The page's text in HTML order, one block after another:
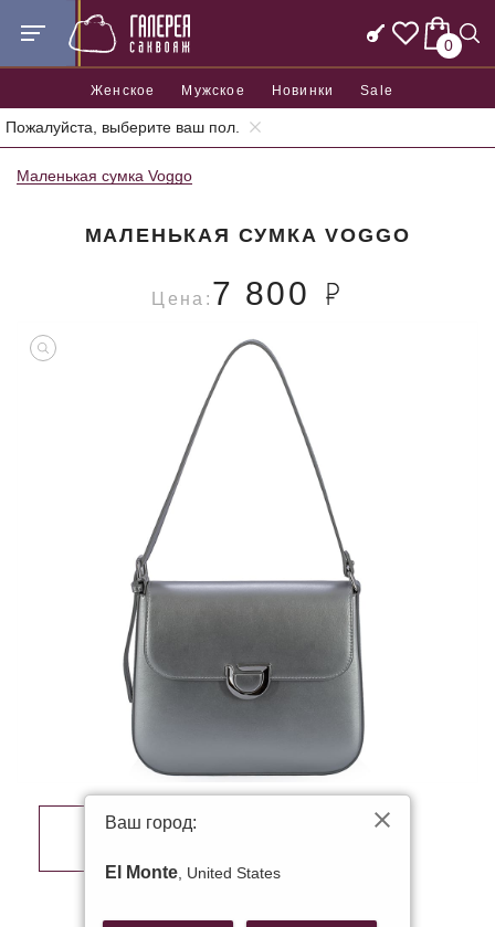
0
Женское Мужское Новинки Sale
Пожалуйста, выберите ваш пол.
Главная Женские сумки Женские маленькие сумки
Маленькая сумка Voggo
МАЛЕНЬКАЯ СУМКА VOGGO
Цена: 7 800
Ваш город:
El Monte , United States